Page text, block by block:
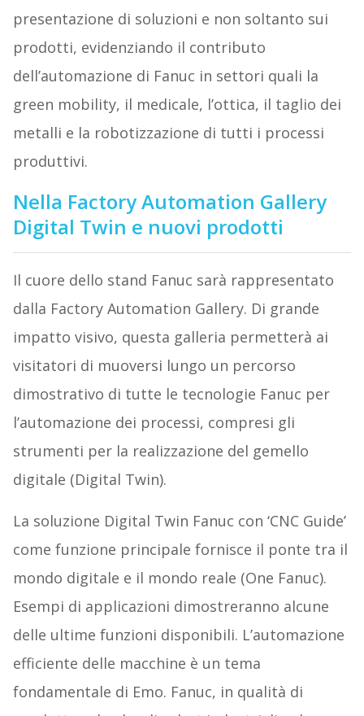
presentazione di soluzioni e non soltanto sui
prodotti, evidenziando il contributo
dell’automazione di Fanuc in settori quali la
green mobility, il medicale, l’ottica, il taglio dei
metalli e la robotizzazione di tutti i processi
produttivi.
Nella Factory Automation Gallery
Digital Twin e nuovi prodotti
Il cuore dello stand Fanuc sarà rappresentato
dalla Factory Automation Gallery. Di grande
impatto visivo, questa galleria permetterà ai
visitatori di muoversi lungo un percorso
dimostrativo di tutte le tecnologie Fanuc per
l’automazione dei processi, compresi gli
strumenti per la realizzazione del gemello
digitale (Digital Twin).
La soluzione Digital Twin Fanuc con ‘CNC Guide’
come funzione principale fornisce il ponte tra il
mondo digitale e il mondo reale (One Fanuc).
Esempi di applicazioni dimostreranno alcune
delle ultime funzioni disponibili. L’automazione
efficiente delle macchine è un tema
fondamentale di Emo. Fanuc, in qualità di